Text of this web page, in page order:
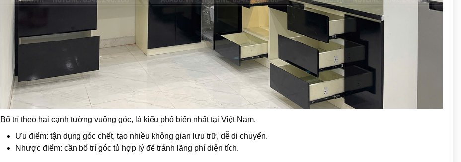
Bố trí theo hai cạnh tường vuông góc, là kiểu phổ biến nhất tại Việt Nam.
Ưu điểm: tận dụng góc chết, tạo nhiều không gian lưu trữ, dễ di chuyển.
Nhược điểm: cần bố trí góc tủ hợp lý để tránh lãng phí diện tích.